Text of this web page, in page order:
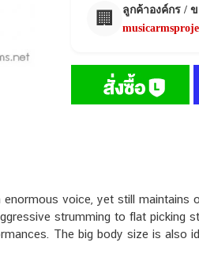
🏢
ลูกค้าองค์กร /
voice, yet still maintains
strumming to flat picking
The big body size is also